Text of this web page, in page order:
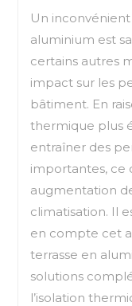
Un
aluminium est
certains autres
impact sur les
bâtiment. En
thermique plus
entraîner des
importantes, ce
augmentation
climatisation. Il
en compte cet
terrasse en
solutions
l’isolation